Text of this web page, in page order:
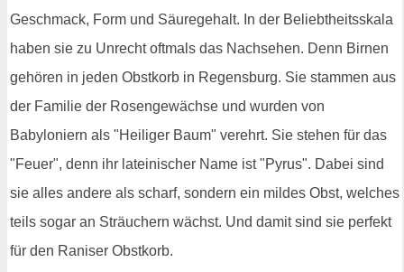
Geschmack, Form und Säuregehalt. In der Beliebtheitsskala
haben sie zu Unrecht oftmals das Nachsehen. Denn Birnen
gehören in jeden Obstkorb in Regensburg. Sie stammen aus
der Familie der Rosengewächse und wurden von
Babyloniern als "Heiliger Baum" verehrt. Sie stehen für das
"Feuer", denn ihr lateinischer Name ist "Pyrus". Dabei sind
sie alles andere als scharf, sondern ein mildes Obst, welches
teils sogar an Sträuchern wächst. Und damit sind sie perfekt
für den Raniser Obstkorb.